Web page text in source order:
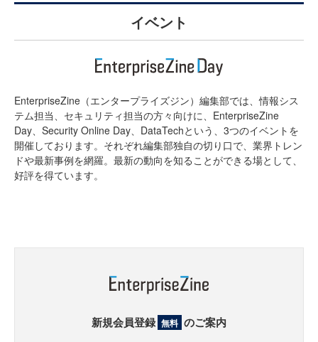
イベント
EnterpriseZine（エンタープライズジン）編集部では、情報シス
テム担当、セキュリティ担当の方々向けに、EnterpriseZine
Day、Security Online Day、DataTechという、3つのイベントを
開催しております。それぞれ編集部独自の切り口で、業界トレン
ドや最新事例を網羅。最新の動向を知ることができる場として、
好評を得ています。
新規会員登録 無料 のご案内